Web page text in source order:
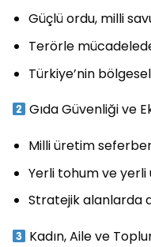
Güçlü ordu, milli
Terörle
Türkiye’nin
Gıda Güvenliği ve
Milli üretim
Yerli tohum ve
Stratejik alanlarda
Kadın, Aile ve